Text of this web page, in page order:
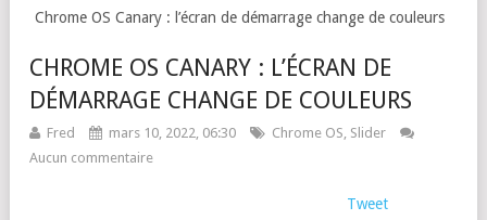
Chrome OS Canary : l’écran de démarrage change de couleurs
CHROME OS CANARY : L’ÉCRAN DE
DÉMARRAGE CHANGE DE COULEURS
Fred mars 10, 2022, 06:30 Chrome OS, Slider
Aucun commentaire
Tweet